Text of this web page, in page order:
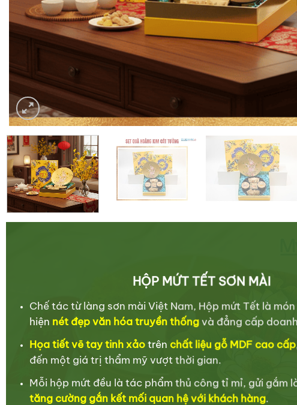
HỘP MỨT TẾT SƠN MÀI
Chế tác từ làng sơn mài Việt Nam, Hộp mứt Tết là
hiện nét đẹp văn hóa truyền thốngvà đẳng cấp
Họa tiết vẽ tay tinh xảotrên chất liệu gỗ MDF cao cấp
đến một giá trị thẩm mỹ vượt thời gian.
Mỗi hộp mứt đều là tác phẩm thủ công tỉ mỉ, gửi gắm
tăng cường gắn kết mối quan hệ với khách hàng.